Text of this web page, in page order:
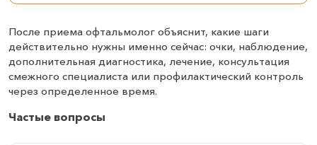
После приема офтальмолог объяснит, какие шаги
действительно нужны именно сейчас: очки, наблюдение,
дополнительная диагностика, лечение, консультация
смежного специалиста или профилактический контроль
через определенное время.
Частые вопросы